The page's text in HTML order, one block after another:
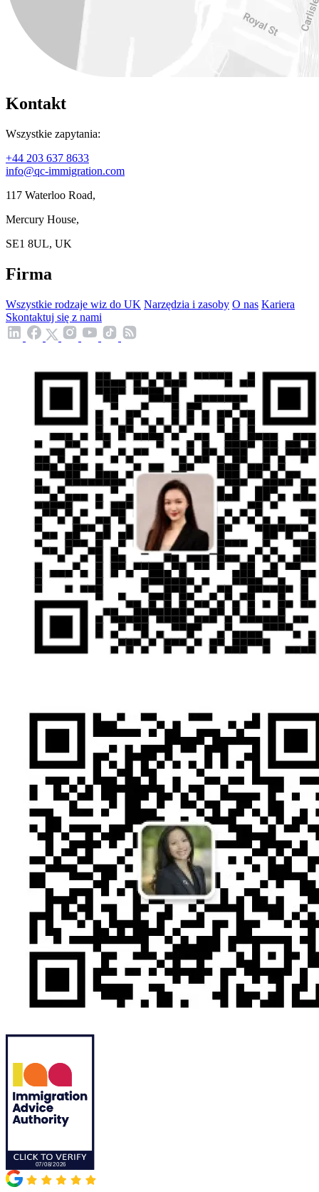
Kontakt
Wszystkie zapytania:
+44 203 637 8633
info@qc-immigration.com
117 Waterloo Road,
Mercury House,
SE1 8UL, UK
Firma
Wszystkie rodzaje wiz do UK Narzędzia i zasoby O nas Kariera
Skontaktuj się z nami